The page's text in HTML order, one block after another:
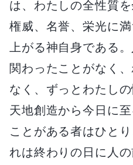
は、わたしの全性質
権威、名誉、栄光に
上がる神自身である
関わったことがなく
なく、ずっとわたし
天地創造から今日に
ことがある者はひと
れは終わりの日に人